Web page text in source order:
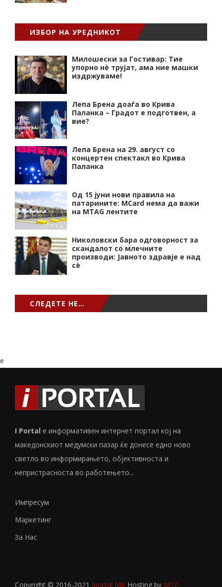
ИЗБОР НА УРЕДНИКОТ
Милошески за Гостивар: Тие
упорно нѐ трујат, ама ние машки
издржуваме!
Лепа Брена доаѓа во Крива
Паланка – Градот е подготвен, а
вие?
Лепа Брена на 29. август со
концертен спектакл во Крива
Паланка
Од 15 јуни нови правила на
патарините: MCard нема да важи
на MTAG лентите
Николовски бара одговорност за
скандалот со млечните
производи: Јавното здравје е над
сѐ
СЛЕДЕТЕ НЕ…
e
I Portal е информативен интернет портал кој на
македонскиот медумски пазар ќе донесе едно ново
светло во информирањето, објективноста и
непристрасноста во работењето...
Импресум
Маркетинг
За Нас
Copyright © 2016-2021 Iportal MK Hosting by MSP